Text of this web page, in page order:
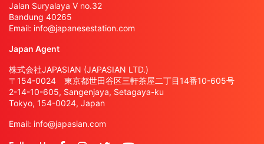
Jalan Suryalaya V no.32
Bandung 40265
Email: info@japanesestation.com
Japan Agent
株式会社JAPASIAN (JAPASIAN LTD.)
〒154-0024 東京都世田谷区三軒茶屋二丁目14番10-605号
2-14-10-605, Sangenjaya, Setagaya-ku
Tokyo, 154-0024, Japan
Email: info@japasian.com